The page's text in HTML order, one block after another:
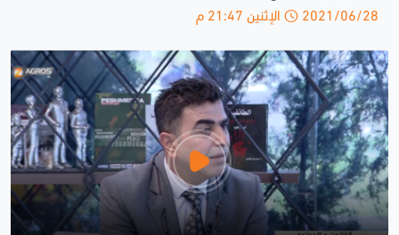
2021/06/28 الإثنين 21:47 م